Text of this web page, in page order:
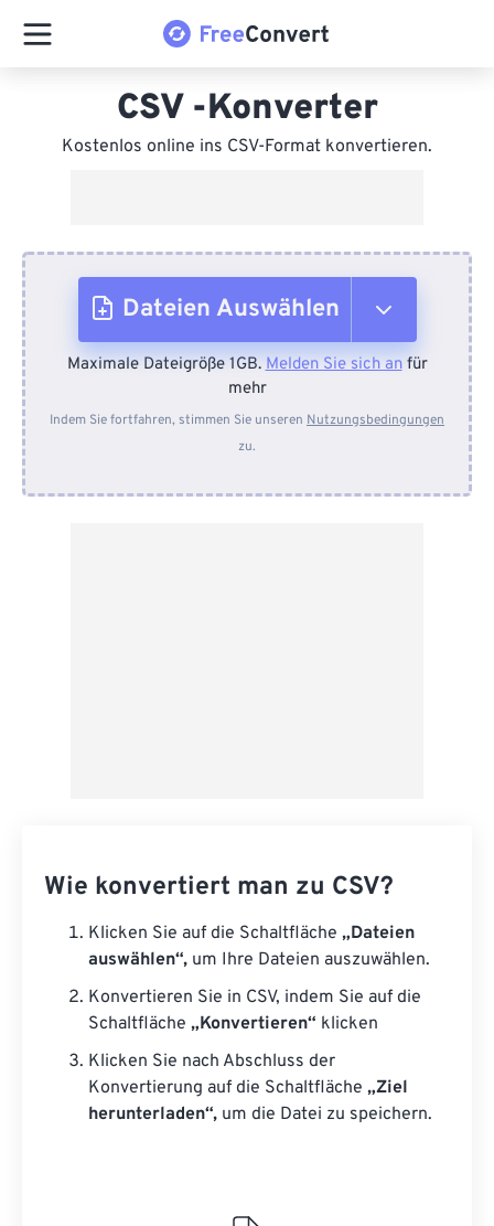
CSV -Konverter
Kostenlos online ins CSV-Format konvertieren.
Dateien Auswählen
Vom Gerät
Von Dropbox
Maximale Dateigröße 1GB.Melden Sie sich anfür
mehr
Indem Sie fortfahren, stimmen Sie unseren Nutzungsbedingungen
zu.
Wie konvertiert man zu CSV?
Klicken Sie auf die Schaltfläche „Dateien
auswählen“, um Ihre Dateien auszuwählen.
Konvertieren Sie in CSV, indem Sie auf die
Schaltfläche „Konvertieren“ klicken
Klicken Sie nach Abschluss der
Konvertierung auf die Schaltfläche „Ziel
herunterladen“, um die Datei zu speichern.